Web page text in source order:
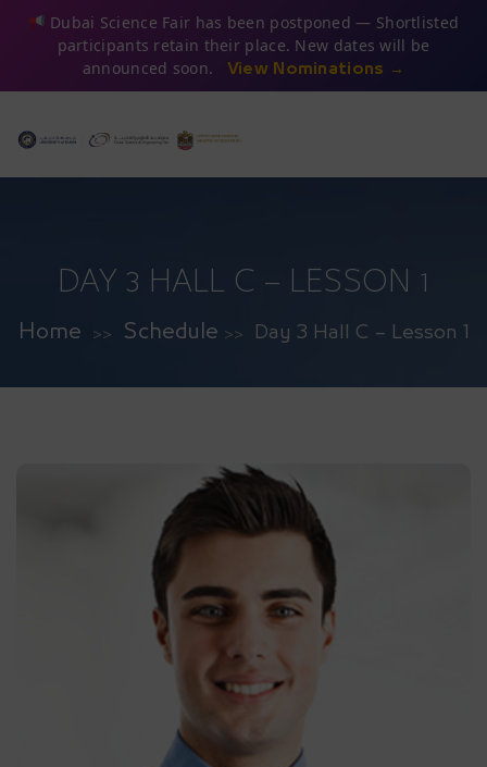
Dubai Science Fair has been postponed — Shortlisted
participants retain their place. New dates will be
announced soon.
View Nominations →
DAY 3 HALL C – LESSON 1
Home >> Schedule >> Day 3 Hall C – Lesson 1